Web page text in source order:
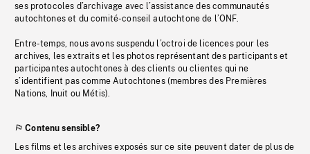
ses protocoles d’archivage avec l’assistance des communautés
autochtones et du comité-conseil autochtone de l’ONF.
Entre-temps, nous avons suspendu l’octroi de licences pour les
archives, les extraits et les photos représentant des participants et
participantes autochtones à des clients ou clientes qui ne
s’identifient pas comme Autochtones (membres des Premières
Nations, Inuit ou Métis).
Contenu sensible?
Les films et les archives exposés sur ce site peuvent dater de plus de